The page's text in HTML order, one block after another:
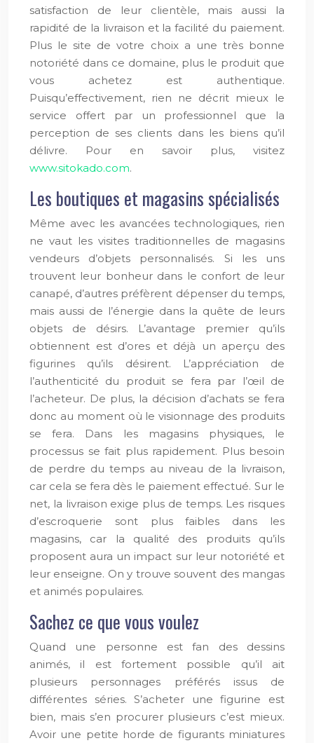
satisfaction de leur clientèle, mais aussi la
rapidité de la livraison et la facilité du paiement.
Plus le site de votre choix a une très bonne
notoriété dans ce domaine, plus le produit que
vous achetez est authentique.
Puisqu’effectivement, rien ne décrit mieux le
service offert par un professionnel que la
perception de ses clients dans les biens qu’il
délivre. Pour en savoir plus, visitez
www.sitokado.com.
Les boutiques et magasins spécialisés
Même avec les avancées technologiques, rien
ne vaut les visites traditionnelles de magasins
vendeurs d’objets personnalisés. Si les uns
trouvent leur bonheur dans le confort de leur
canapé, d’autres préfèrent dépenser du temps,
mais aussi de l’énergie dans la quête de leurs
objets de désirs. L’avantage premier qu’ils
obtiennent est d’ores et déjà un aperçu des
figurines qu’ils désirent. L’appréciation de
l’authenticité du produit se fera par l’œil de
l’acheteur. De plus, la décision d’achats se fera
donc au moment où le visionnage des produits
se fera. Dans les magasins physiques, le
processus se fait plus rapidement. Plus besoin
de perdre du temps au niveau de la livraison,
car cela se fera dès le paiement effectué. Sur le
net, la livraison exige plus de temps. Les risques
d’escroquerie sont plus faibles dans les
magasins, car la qualité des produits qu’ils
proposent aura un impact sur leur notoriété et
leur enseigne. On y trouve souvent des mangas
et animés populaires.
Sachez ce que vous voulez
Quand une personne est fan des dessins
animés, il est fortement possible qu’il ait
plusieurs personnages préférés issus de
différentes séries. S’acheter une figurine est
bien, mais s’en procurer plusieurs c’est mieux.
Avoir une petite horde de figurants miniatures